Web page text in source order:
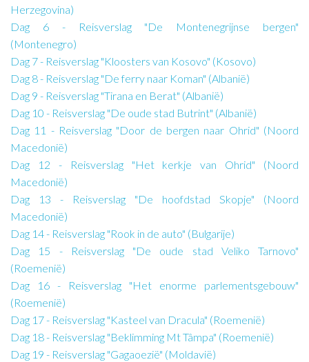
Herzegovina)
Dag 6 - Reisverslag "De Montenegrijnse bergen"
(Montenegro)
Dag 7 - Reisverslag "Kloosters van Kosovo" (Kosovo)
Dag 8 - Reisverslag "De ferry naar Koman" (Albanië)
Dag 9 - Reisverslag "Tirana en Berat" (Albanië)
Dag 10 - Reisverslag "De oude stad Butrint" (Albanië)
Dag 11 - Reisverslag "Door de bergen naar Ohrid" (Noord
Macedonië)
Dag 12 - Reisverslag "Het kerkje van Ohrid" (Noord
Macedonië)
Dag 13 - Reisverslag "De hoofdstad Skopje" (Noord
Macedonië)
Dag 14 - Reisverslag "Rook in de auto" (Bulgarije)
Dag 15 - Reisverslag "De oude stad Veliko Tarnovo"
(Roemenië)
Dag 16 - Reisverslag "Het enorme parlementsgebouw"
(Roemenië)
Dag 17 - Reisverslag "Kasteel van Dracula" (Roemenië)
Dag 18 - Reisverslag "Beklimming Mt Tâmpa" (Roemenië)
Dag 19 - Reisverslag "Gagaoezië" (Moldavië)